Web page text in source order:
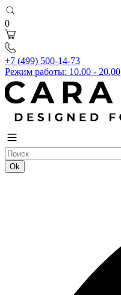
0
+7 (499) 500-14-73
Режим работы: 10.00 - 20.00